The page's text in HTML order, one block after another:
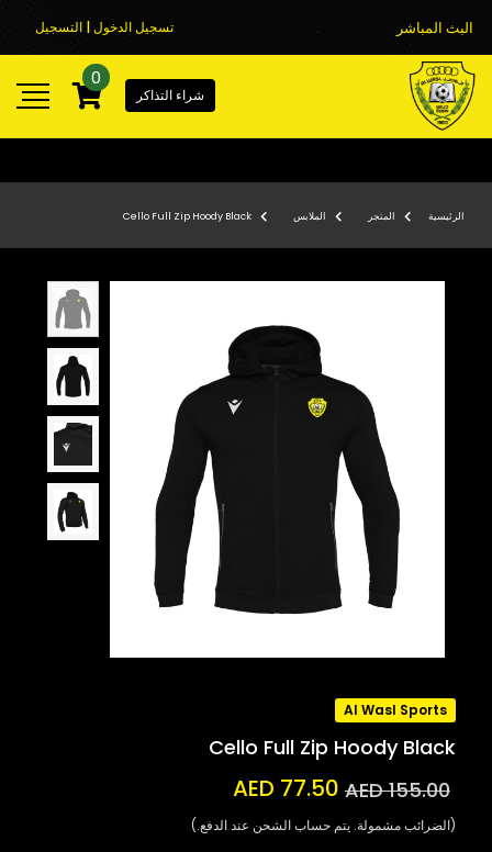
البث المباشر تسجيل الدخول | التسجيل
شراء التذاكر
0
الرئيسية المتجر الملابس Cello Full Zip Hoody Black
Al Wasl Sports
Cello Full Zip Hoody Black
AED 155.00
AED 77.50
(الضرائب مشمولة. يتم حساب الشحن عند الدفع.)